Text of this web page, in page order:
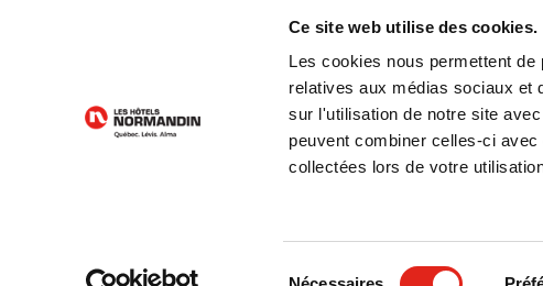
Ce site web utilise des cookies.
Les cookies nous permettent
relatives aux médias sociaux et
sur l'utilisation de notre site
peuvent combiner celles-ci
collectées lors de votre
Hôtel-Motel Normandin Alma
Tourisme Saguenay-Lac-Saint-Jean
© 2024 Hôtels Normandin, tous droits réservés